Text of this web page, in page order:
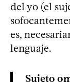
del yo (el
es,
lenguaje.
Sujeto